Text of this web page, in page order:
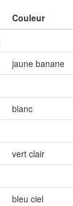
Couleur
jaune banane
blanc
vert clair
bleu ciel